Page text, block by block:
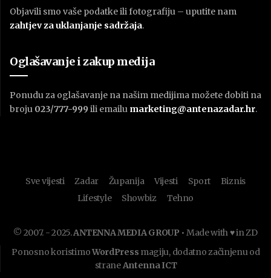
Objavili smo vaše podatke ili fotografiju – uputite nam
zahtjev za uklanjanje sadržaja.
Oglašavanje i zakup medija
Ponudu za oglašavanje na našim medijima možete dobiti na
broju 023/777-999 ili emailu marketing@antenazadar.hr.
Sve vijesti Zadar Županija Vijesti Sport
Biznis
Lifestyle
Showbiz Tehno
© 2007. - 2025.ANTENNA MEDIA GROUP • Made with ♥ in ZD
Ponosno koristimoWordPress magiju, dodatno začinjenu od
straneAntenna ICT